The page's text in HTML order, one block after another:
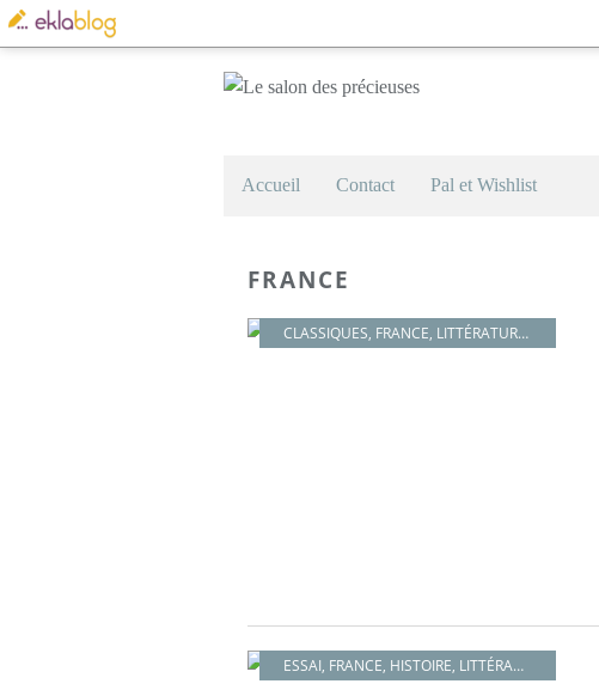
Accueil Contact Pal et Wishlist
FRANCE
CLASSIQUES, FRANCE, LITTÉRATURE FRANÇAISE
ESSAI, FRANCE, HISTOIRE, LITTÉRATURE FRANÇAISE